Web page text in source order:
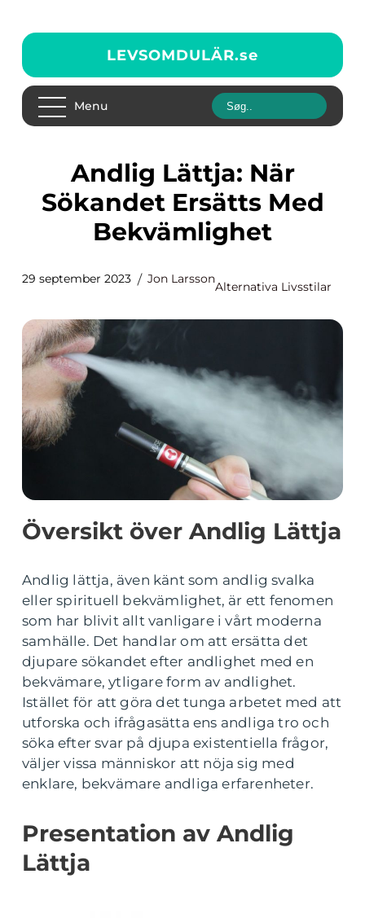
LEVSOMDULÄR.se
Menu
Andlig Lättja: När
Sökandet Ersätts Med
Bekvämlighet
29 september 2023 Jon Larsson
Alternativa Livsstilar
Översikt över Andlig Lättja
Andlig lättja, även känt som andlig svalka
eller spirituell bekvämlighet, är ett fenomen
som har blivit allt vanligare i vårt moderna
samhälle. Det handlar om att ersätta det
djupare sökandet efter andlighet med en
bekvämare, ytligare form av andlighet.
Istället för att göra det tunga arbetet med att
utforska och ifrågasätta ens andliga tro och
söka efter svar på djupa existentiella frågor,
väljer vissa människor att nöja sig med
enklare, bekvämare andliga erfarenheter.
Presentation av Andlig
Lättja